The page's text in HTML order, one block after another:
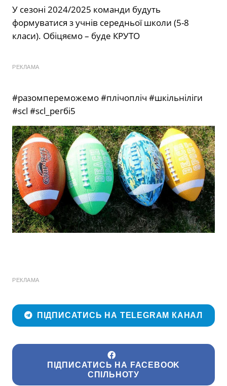
У сезоні 2024/2025 команди будуть
формуватися з учнів середньої школи (5-8
класи). Обіцяємо – буде КРУТО
РЕКЛАМА
#разомпереможемо #плічопліч #шкільніліги
#scl #scl_регбі5
РЕКЛАМА
ПІДПИСАТИСЬ НА TELEGRAM КАНАЛ
ПІДПИСАТИСЬ НА FACEBOOK
СПІЛЬНОТУ